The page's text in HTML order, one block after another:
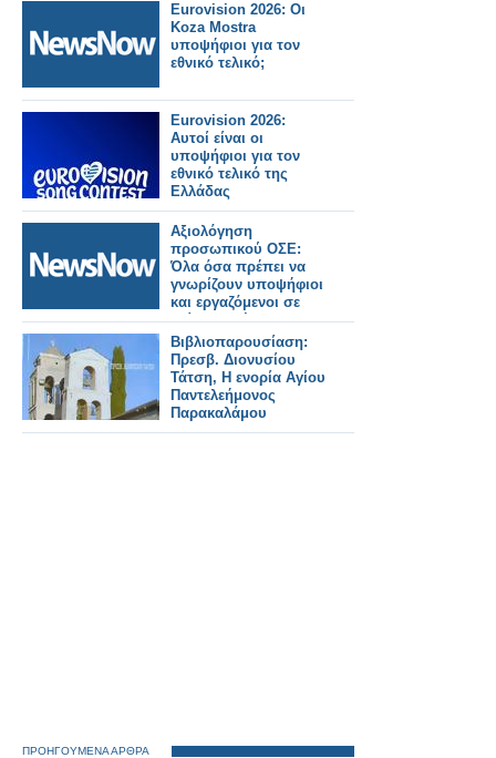
Eurovision 2026: Οι
Koza Mostra
υποψήφιοι για τον
εθνικό τελικό;
Eurovision 2026:
Αυτοί είναι οι
υποψήφιοι για τον
εθνικό τελικό της
Ελλάδας
Αξιολόγηση
προσωπικού ΟΣΕ:
Όλα όσα πρέπει να
γνωρίζουν υποψήφιοι
και εργαζόμενοι σε
κρίσιμες θέσεις
ασφαλείας
Βιβλιοπαρουσίαση:
Πρεσβ. Διονυσίου
Τάτση, Η ενορία Αγίου
Παντελεήμονος
Παρακαλάμου
ΠΡΟΗΓΟΥΜΕΝΑ ΑΡΘΡΑ